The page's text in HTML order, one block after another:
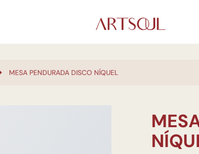
MESA PENDURADA DISCO NÍQUEL